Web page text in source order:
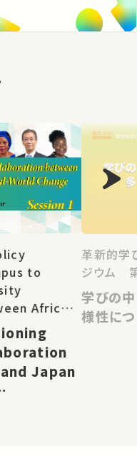
to
Africa
Japan
革新的学
ジウム
学びの中
様性に